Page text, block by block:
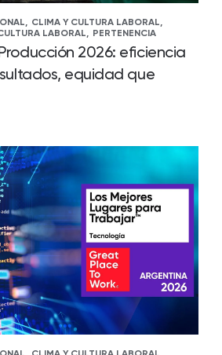
CLIMA Y CULTURA LABORAL,
LABORAL, PERTENENCIA
2026: eficiencia
equidad que